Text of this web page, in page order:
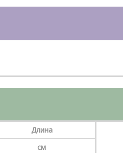
Длина
см